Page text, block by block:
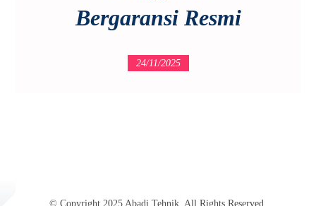
Bergaransi Resmi
24/11/2025
© Copyright 2025 Abadi Tehnik. All Rights Reserved.